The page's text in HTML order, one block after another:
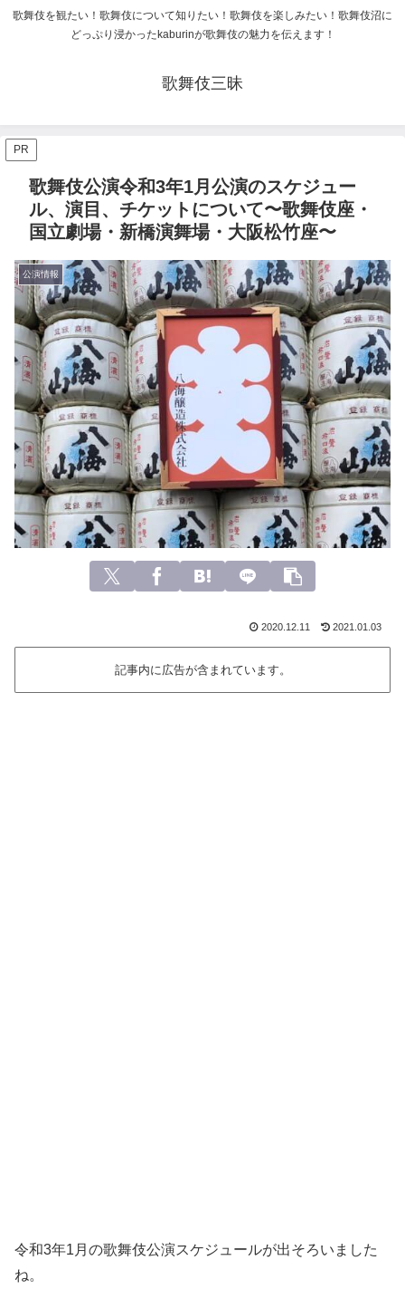
歌舞伎を観たい！歌舞伎について知りたい！歌舞伎を楽しみたい！歌舞伎沼に
どっぷり浸かったkaburinが歌舞伎の魅力を伝えます！
歌舞伎三昧
PR
歌舞伎公演令和3年1月公演のスケジュー
ル、演目、チケットについて〜歌舞伎座・
国立劇場・新橋演舞場・大阪松竹座〜
公演情報
2020.12.11 2021.01.03
記事内に広告が含まれています。
令和3年1月の歌舞伎公演スケジュールが出そろいました
ね。